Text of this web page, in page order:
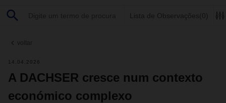
Lista de Observações (0)
voltar
14.04.2026
A DACHSER cresce num contexto
económico complexo